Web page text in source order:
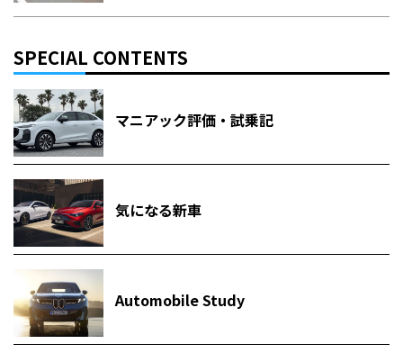
SPECIAL CONTENTS
マニアック評価・試乗記
気になる新車
Automobile Study